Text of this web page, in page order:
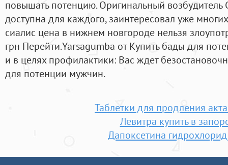
повышать потенцию. Оригинальный возбудитель
доступна для каждого, заинтересовал уже
сиалис цена в нижнем новгороде нельзя
грн Перейти.Yarsagumba от Купить бады для
и в целях профилактики: Вас ждет
для потенции мужчин.
Таблетки для продления
Левитра купить в
Дапоксетина